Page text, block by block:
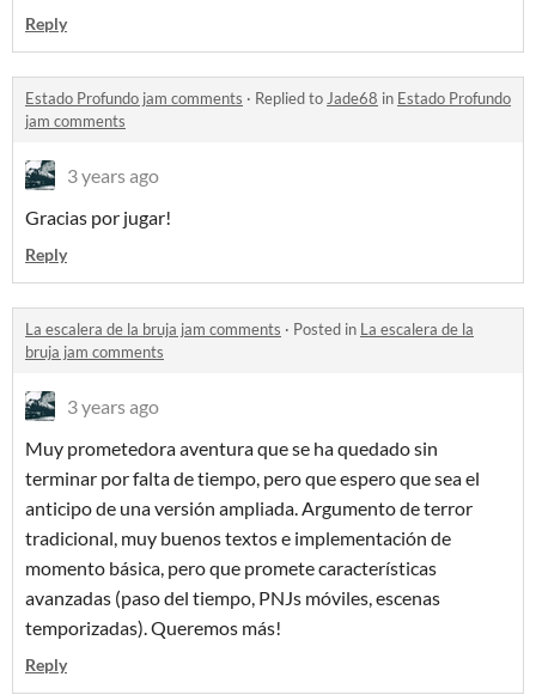
Reply
Estado Profundo jam comments · Replied toJade68 in Estado Profundo
jam comments
3 years ago
Gracias por jugar!
Reply
La escalera de la bruja jam comments · Posted in La escalera de la
bruja jam comments
3 years ago
Muy prometedora aventura que se ha quedado sin
terminar por falta de tiempo, pero que espero que sea el
anticipo de una versión ampliada. Argumento de terror
tradicional, muy buenos textos e implementación de
momento básica, pero que promete características
avanzadas (paso del tiempo, PNJs móviles, escenas
temporizadas). Queremos más!
Reply